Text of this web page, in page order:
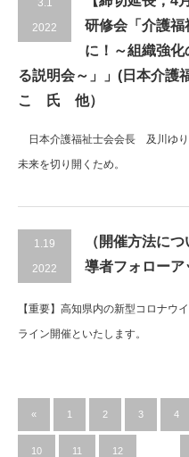
3.1
2022
研修会「介護
に！～組織強
る説明会～」」(日本介
こ 氏 他）
日本介護福祉士会会長 及川ゆ
未来を切り開くため。
1.19
2022
（開催方法に
導者フォローア
【重要】高知県内の新型コロナウ
ライン開催といたします。
« 1 2 3 4
10 11 12